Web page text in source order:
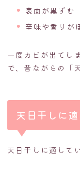
表面が黒ずむ
辛味や香りが
一度カビが出てし
で、昔ながらの「
天日干しに
天日干しに適して